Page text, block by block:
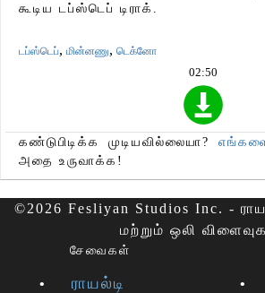
கூடிய டப்ஸ்டெப் டிராக்.
டப்ஸ்டெப், மின்னணு, டெக்னோ
02:50
கண்டுபிடிக்க முடியவில்லையா?
அதை உருவாக்க!
©2026 Fesliyan Studios Inc. -
மற்றும் ஒலி
சேவைகள்
ராயல்டி